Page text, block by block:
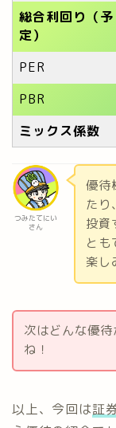
総合利回り（予
定）
PER
PBR
ミックス係数
つみたてにい
さん
優待
たり
投資
とも
楽し
次はどんな優
ね！
以上、今回は証